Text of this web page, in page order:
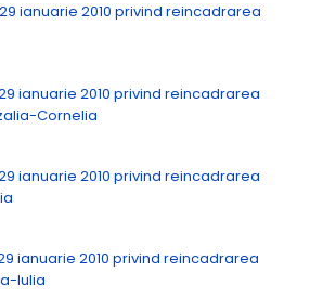
ianuarie 2010 privind reincadrarea
ianuarie 2010 privind reincadrarea
Cornelia
ianuarie 2010 privind reincadrarea
ianuarie 2010 privind reincadrarea
Iulia